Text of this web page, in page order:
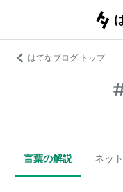
はてなブログ トップ
言葉の解説 ネッ